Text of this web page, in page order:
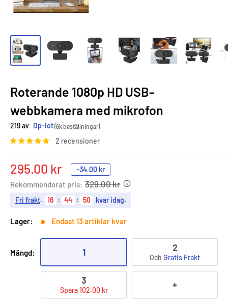
Roterande 1080p HD USB-
webbkamera med mikrofon
219 av Dp-Iot(6k beställningar)
2 recensioner
Sale
price
295.00 kr -34.00 kr
Rekommenderat pris: 329.00 kr
Fri frakt. 16 : 44 : 49 kvar idag.
Lager: Endast 13 artiklar kvar
Mängd: 1 2
Och Gratis Frakt
3
Spara 102.00 kr +